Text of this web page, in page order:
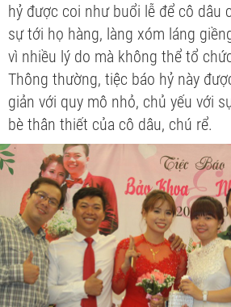
hỷ được coi như buổi lễ để cô dâu
sự tới họ hàng, làng xóm láng
vì nhiều lý do mà không thể tổ
Thông thường, tiệc báo hỷ này
giản với quy mô nhỏ, chủ yếu với
bè thân thiết của cô dâu, chú rể.